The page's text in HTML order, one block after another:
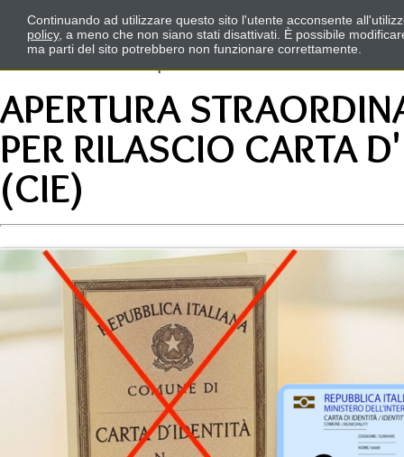
APERTURA
PER RILASCIO CARTA
(CIE)
Continuando ad utilizzare questo sito l'utente acconsente
policy, a meno che non siano stati disattivati. È possibile
ma parti del sito potrebbero non funzionare correttamente.